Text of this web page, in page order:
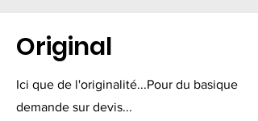
Original
Ici que de l'originalité...Pour du basique
demande sur devis...